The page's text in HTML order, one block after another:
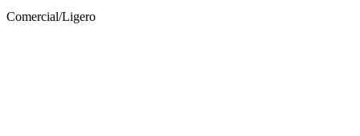
Comercial/Ligero